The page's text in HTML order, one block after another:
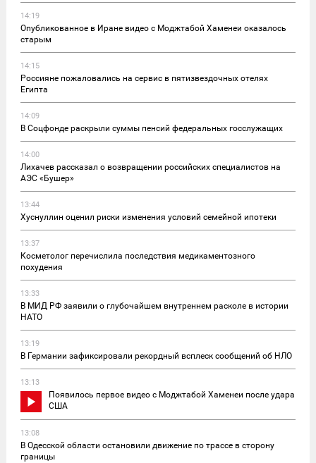
14:19
Опубликованное в Иране видео с Моджтабой Хаменеи оказалось
старым
14:15
Россияне пожаловались на сервис в пятизвездочных отелях
Египта
14:09
В Соцфонде раскрыли суммы пенсий федеральных госслужащих
14:00
Лихачев рассказал о возвращении российских специалистов на
АЭС «Бушер»
13:44
Хуснуллин оценил риски изменения условий семейной ипотеки
13:37
Косметолог перечислила последствия медикаментозного
похудения
13:33
В МИД РФ заявили о глубочайшем внутреннем расколе в истории
НАТО
13:19
В Германии зафиксировали рекордный всплеск сообщений об НЛО
13:13
Появилось первое видео с Моджтабой Хаменеи после удара
США
13:08
В Одесской области остановили движение по трассе в сторону
границы